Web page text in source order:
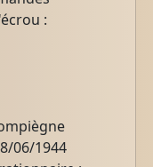
:
06/1944